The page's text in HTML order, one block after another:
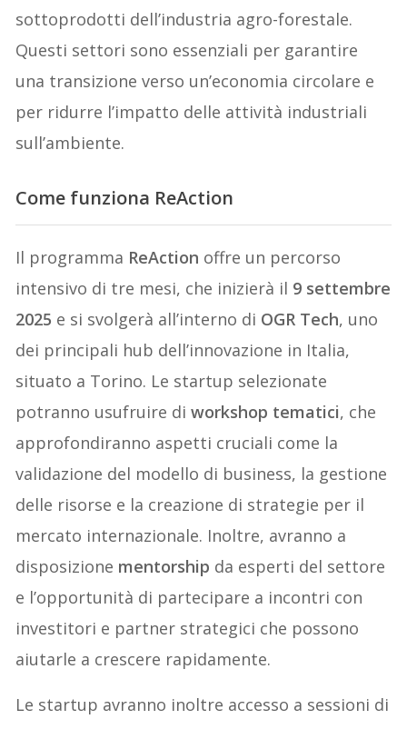
sottoprodotti dell’industria agro-forestale.
Questi settori sono essenziali per garantire
una transizione verso un’economia circolare e
per ridurre l’impatto delle attività industriali
sull’ambiente.
Come funziona ReAction
Il programma ReAction offre un percorso
intensivo di tre mesi, che inizierà il 9 settembre
2025 e si svolgerà all’interno di OGR Tech, uno
dei principali hub dell’innovazione in Italia,
situato a Torino. Le startup selezionate
potranno usufruire diworkshop tematici, che
approfondiranno aspetti cruciali come la
validazione del modello di business, la gestione
delle risorse e la creazione di strategie per il
mercato internazionale. Inoltre, avranno a
disposizione mentorship da esperti del settore
e l’opportunità di partecipare a incontri con
investitori e partner strategici che possono
aiutarle a crescere rapidamente.
Le startup avranno inoltre accesso a sessioni di